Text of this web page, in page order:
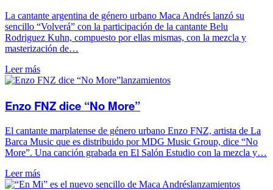
La cantante argentina de género urbano Maca Andrés lanzó su
sencillo “Volverá” con la participación de la cantante Belu
Rodriguez Kuhn, compuesto por ellas mismas, con la mezcla y
masterización de…
Leer más
lanzamientos
Enzo FNZ dice “No More”
El cantante marplatense de género urbano Enzo FNZ, artista de La
Barca Music que es distribuido por MDG Music Group, dice “No
More”. Una canción grabada en El Salón Estudio con la mezcla y…
Leer más
lanzamientos